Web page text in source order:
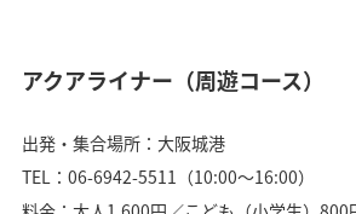
アクアライナー（周遊コース）
出発・集合場所：大阪城港
TEL：06-6942-5511（10:00～16:00）